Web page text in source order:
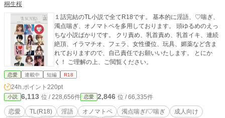
桐生桜
１話完結のTL小説で全てR18です。 基本的に淫語、♡喘ぎ、
濁点喘ぎ、オノマトペを多用しております。 頭ゆるめのえっ
ちな小説ばかりです。 クリ責め、乳首責め、乳首イキ、連続
絶頂、イラマチオ、フェラ、女性優位、玩具、媚薬など含ま
れておりますので、自己責任でお願いいたします。 とにか
く！ ご理解の上、ご閲覧ください。
恋愛 連載中 短編 R18
24h.ポイント 220pt
小説 6,113 位 / 228,656件 恋愛 2,846 位 / 66,335件
恋愛 TL(R18) 淫語 オノマトペ 濁点喘ぎ/♡喘ぎ
成人向け